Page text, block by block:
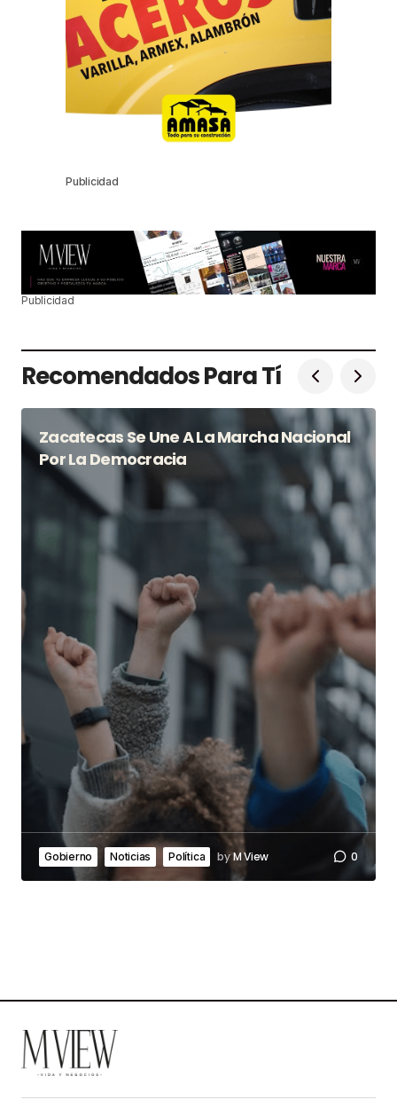
Publicidad
Publicidad
Recomendados Para Tí
Zacatecas Se Une A La Marcha Nacional
Por La Democracia
Gobierno Noticias Política byM View 0